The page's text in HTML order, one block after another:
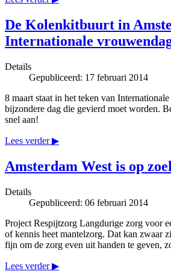
De Kolenkitbuurt in
Internationale
Details
Gepubliceerd: 17 februari 2014
8 maart staat in het teken van
bijzondere dag die gevierd moet worden.
snel aan!
Lees verder ▶
Amsterdam West is op
Details
Gepubliceerd: 06 februari 2014
Project Respijtzorg Langdurige zorg voor
of kennis heet mantelzorg. Dat kan zwaar
fijn om de zorg even uit handen te geven,
Lees verder ▶